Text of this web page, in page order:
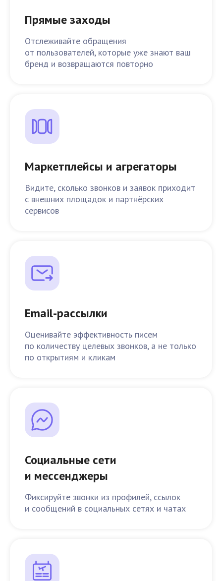
Прямые заходы
Отслеживайте обращения
от пользователей, которые уже знают ваш
бренд и возвращаются повторно
Маркетплейсы и агрегаторы
Видите, сколько звонков и заявок приходит
с внешних площадок и партнёрских
сервисов
Email-рассылки
Оценивайте эффективность писем
по количеству целевых звонков, а не только
по открытиям и кликам
Социальные сети
и мессенджеры
Фиксируйте звонки из профилей, ссылок
и сообщений в социальных сетях и чатах